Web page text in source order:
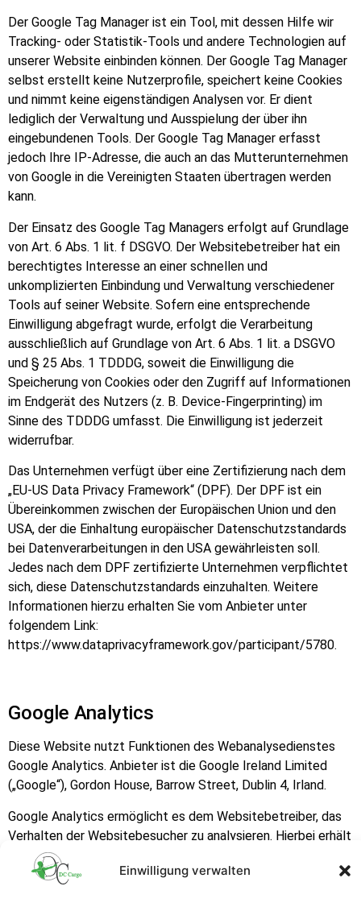
Einwilligung verwalten
Der Google Tag Manager ist ein Tool, mit dessen Hilfe wir
Tracking- oder Statistik-Tools und andere Technologien auf
unserer Website einbinden können. Der Google Tag Manager
selbst erstellt keine Nutzerprofile, speichert keine Cookies
und nimmt keine eigenständigen Analysen vor. Er dient
lediglich der Verwaltung und Ausspielung der über ihn
eingebundenen Tools. Der Google Tag Manager erfasst
jedoch Ihre IP-Adresse, die auch an das Mutterunternehmen
von Google in die Vereinigten Staaten übertragen werden
kann.
Der Einsatz des Google Tag Managers erfolgt auf Grundlage
von Art. 6 Abs. 1 lit. f DSGVO. Der Websitebetreiber hat ein
berechtigtes Interesse an einer schnellen und
unkomplizierten Einbindung und Verwaltung verschiedener
Tools auf seiner Website. Sofern eine entsprechende
Einwilligung abgefragt wurde, erfolgt die Verarbeitung
ausschließlich auf Grundlage von Art. 6 Abs. 1 lit. a DSGVO
und § 25 Abs. 1 TDDDG, soweit die Einwilligung die
Speicherung von Cookies oder den Zugriff auf Informationen
im Endgerät des Nutzers (z. B. Device-Fingerprinting) im
Sinne des TDDDG umfasst. Die Einwilligung ist jederzeit
widerrufbar.
Das Unternehmen verfügt über eine Zertifizierung nach dem
„EU-US Data Privacy Framework“ (DPF). Der DPF ist ein
Übereinkommen zwischen der Europäischen Union und den
USA, der die Einhaltung europäischer Datenschutzstandards
bei Datenverarbeitungen in den USA gewährleisten soll.
Jedes nach dem DPF zertifizierte Unternehmen verpflichtet
sich, diese Datenschutzstandards einzuhalten. Weitere
Informationen hierzu erhalten Sie vom Anbieter unter
folgendem Link:
https://www.dataprivacyframework.gov/participant/5780.
Google Analytics
Diese Website nutzt Funktionen des Webanalysedienstes
Google Analytics. Anbieter ist die Google Ireland Limited
(„Google“), Gordon House, Barrow Street, Dublin 4, Irland.
Google Analytics ermöglicht es dem Websitebetreiber, das
Verhalten der Websitebesucher zu analysieren. Hierbei erhält
der Websitebetreiber verschiedene Nutzungsdaten, wie z. B.
Seitenaufrufe, Verweildauer, verwendete Betriebssysteme